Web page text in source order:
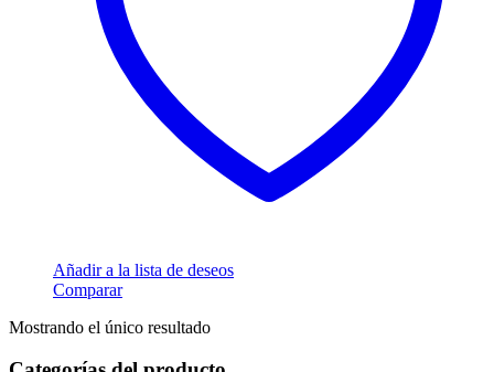
Añadir a la lista de deseos
Comparar
Mostrando el único resultado